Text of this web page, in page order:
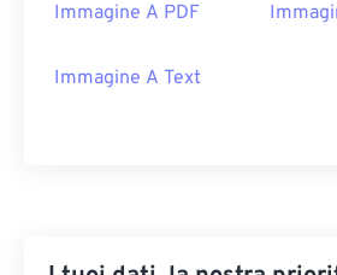
Immagine A PDF
Immagine A Text